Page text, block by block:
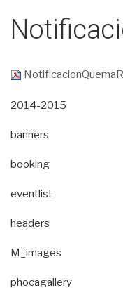
2014-2015
banners
booking
eventlist
headers
M_images
phocagallery